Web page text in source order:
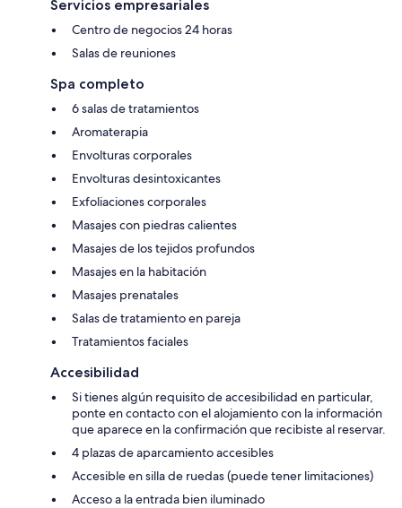
Servicios empresariales
Centro de negocios 24 horas
Salas de reuniones
Spa completo
6 salas de tratamientos
Aromaterapia
Envolturas corporales
Envolturas desintoxicantes
Exfoliaciones corporales
Masajes con piedras calientes
Masajes de los tejidos profundos
Masajes en la habitación
Masajes prenatales
Salas de tratamiento en pareja
Tratamientos faciales
Accesibilidad
Si tienes algún requisito de accesibilidad en particular,
ponte en contacto con el alojamiento con la información
que aparece en la confirmación que recibiste al reservar.
4 plazas de aparcamiento accesibles
Accesible en silla de ruedas (puede tener limitaciones)
Acceso a la entrada bien iluminado